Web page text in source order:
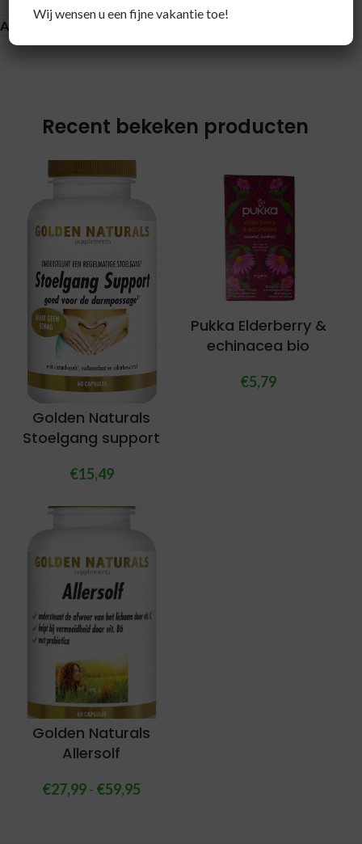
About brand
Recent bekeken producten
Golden Naturals
Stoelgang support
€15,49
Pukka Elderberry &
echinacea bio
€5,79
Golden Naturals
Allersolf
€27,99- €59,95
Wij wensen u een fijne vakantie toe!